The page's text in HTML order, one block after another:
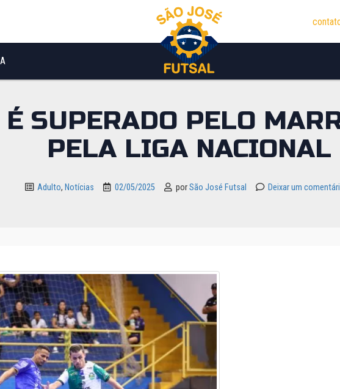
É SUPERADO PELO
PELA LIGA NACIONAL
Adulto, Notícias 02/05/2025 porSão José Futsal Deixar um